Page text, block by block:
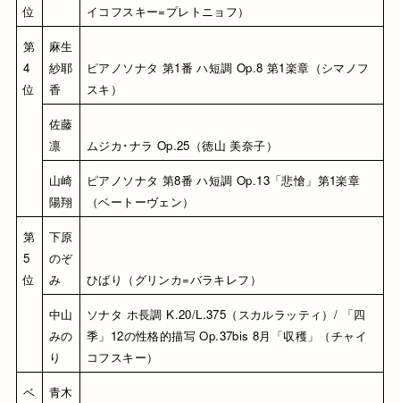
位
イコフスキー=プレトニョフ）
第
4
位
麻生
紗耶
香
ピアノソナタ 第1番 ハ短調 Op.8 第1楽章（シマノフ
スキ）
佐藤
凛
ムジカ･ナラ Op.25（徳山 美奈子）
山崎
陽翔
ピアノソナタ 第8番 ハ短調 Op.13「悲愴」第1楽章
（ベートーヴェン）
第
5
位
下原
のぞ
み
ひばり（グリンカ=バラキレフ）
中山
みの
り
ソナタ ホ長調 K.20/L.375（スカルラッティ）/ 「四
季」12の性格的描写 Op.37bis 8月「収穫」（チャイ
コフスキー）
ベ
青木